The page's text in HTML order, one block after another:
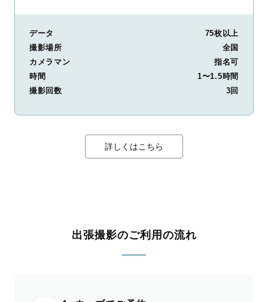
データ
75枚以上
撮影場所
全国
カメラマン
指名可
時間
1〜1.5時間
撮影回数
3回
詳しくはこちら
出張撮影のご利用の流れ